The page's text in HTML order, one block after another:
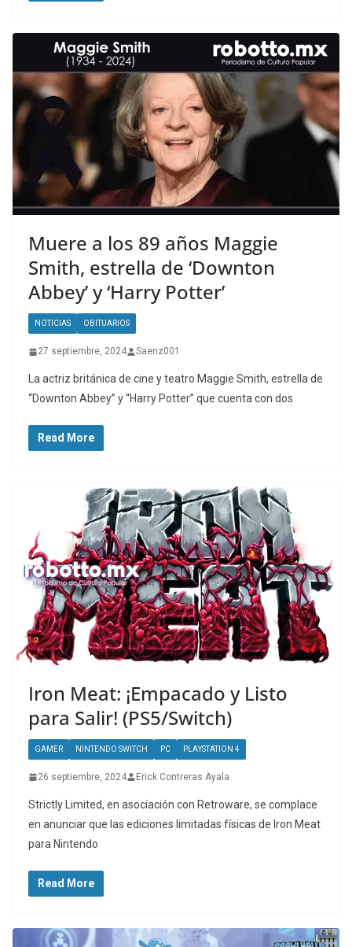
Muere a los 89 años Maggie
Smith, estrella de ‘Downton
Abbey’ y ‘Harry Potter’
NOTICIAS OBITUARIOS
27 septiembre, 2024 Saenz001
La actriz británica de cine y teatro Maggie Smith, estrella de
“Downton Abbey” y “Harry Potter” que cuenta con dos
Read More
Iron Meat: ¡Empacado y Listo
para Salir! (PS5/Switch)
GAMER NINTENDO SWITCH PC PLAYSTATION 4
26 septiembre, 2024 Erick Contreras Ayala
Strictly Limited, en asociación con Retroware, se complace
en anunciar que las ediciones limitadas físicas de Iron Meat
para Nintendo
Read More